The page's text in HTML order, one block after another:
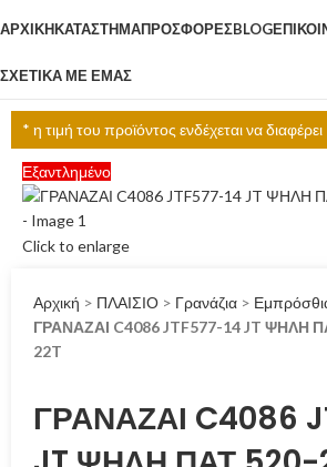
ΑΡΧΙΚΉΚΑΤΆΣΤΗΜΑΠΡΟΣΦΟΡΈΣBLOG
ΣΧΕΤΙΚΆ ΜΕ ΕΜΆΣ
* η τιμή του προϊόντος ενδέχεται να διαφέρει
Εξαντλημένο
Click to enlarge
Αρχική > ΠΛΑΙΣΙΟ > Γρανάζια >
ΓΡΑΝΑΖΑΙ C4086 JTF577-14 JT ΨΗΛΗ
22T
ΓΡΑΝΑΖΑΙ C4086